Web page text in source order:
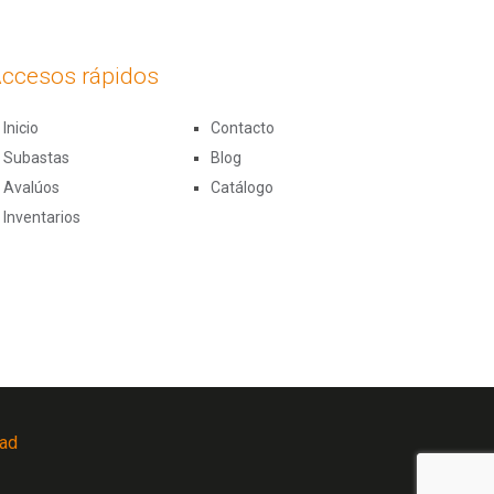
rápidos
Inicio
Subastas
Avalúos
Inventarios
Contacto
Blog
Catálogo